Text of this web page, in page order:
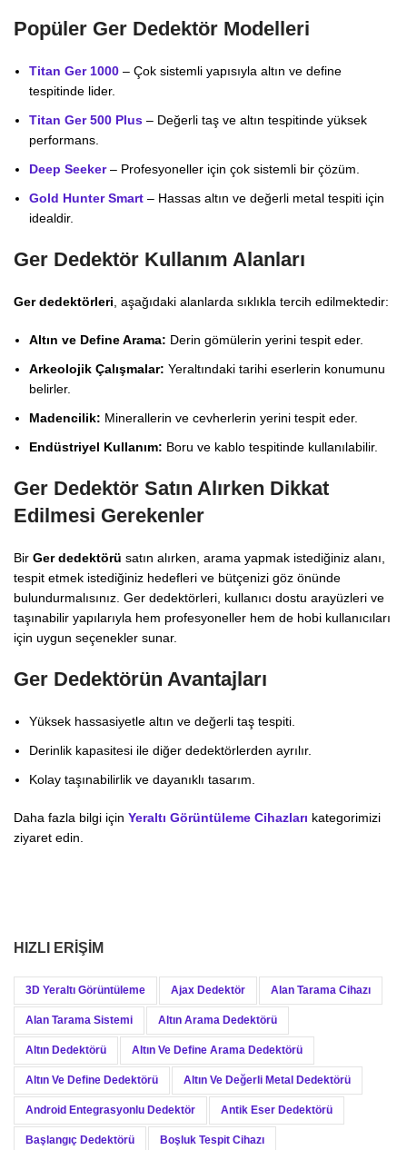
Popüler Ger Dedektör Modelleri
Titan Ger 1000 – Çok sistemli yapısıyla altın ve define
tespitinde lider.
Titan Ger 500 Plus – Değerli taş ve altın tespitinde yüksek
performans.
Deep Seeker– Profesyoneller için çok sistemli bir çözüm.
Gold Hunter Smart – Hassas altın ve değerli metal tespiti için
idealdir.
Ger Dedektör Kullanım Alanları
Ger dedektörleri , aşağıdaki alanlarda sıklıkla tercih edilmektedir:
Altın ve Define Arama: Derin gömülerin yerini tespit eder.
Arkeolojik Çalışmalar: Yeraltındaki tarihi eserlerin konumunu
belirler.
Madencilik: Minerallerin ve cevherlerin yerini tespit eder.
Endüstriyel Kullanım: Boru ve kablo tespitinde kullanılabilir.
Ger Dedektör Satın Alırken Dikkat
Edilmesi Gerekenler
Bir Ger dedektörü satın alırken, arama yapmak istediğiniz alanı,
tespit etmek istediğiniz hedefleri ve bütçenizi göz önünde
bulundurmalısınız. Ger dedektörleri, kullanıcı dostu arayüzleri ve
taşınabilir yapılarıyla hem profesyoneller hem de hobi kullanıcıları
için uygun seçenekler sunar.
Ger Dedektörün Avantajları
Yüksek hassasiyetle altın ve değerli taş tespiti.
Derinlik kapasitesi ile diğer dedektörlerden ayrılır.
Kolay taşınabilirlik ve dayanıklı tasarım.
Daha fazla bilgi için Yeraltı Görüntüleme Cihazları kategorimizi
ziyaret edin.
HIZLI ERIŞIM
3D Yeraltı Görüntüleme Ajax Dedektör Alan Tarama Cihazı
Alan Tarama Sistemi Altın Arama Dedektörü
Altın Dedektörü Altın Ve Define Arama Dedektörü
Altın Ve Define Dedektörü Altın Ve Değerli Metal Dedektörü
Android Entegrasyonlu Dedektör Antik Eser Dedektörü
Başlangıç Dedektörü Boşluk Tespit Cihazı